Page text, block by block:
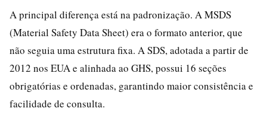
A principal diferença está na padronização. A MSDS
(Material Safety Data Sheet) era o formato anterior, que
não seguia uma estrutura fixa. A SDS, adotada a partir de
2012 nos EUA e alinhada ao GHS, possui 16 seções
obrigatórias e ordenadas, garantindo maior consistência e
facilidade de consulta.